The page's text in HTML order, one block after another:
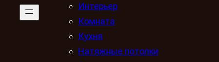
Интерьер
Комната
Кухня
Натяжные потолки